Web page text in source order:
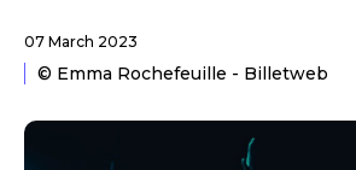
07 March 2023
© Emma Rochefeuille - Billetweb